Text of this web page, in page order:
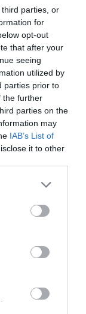
parties, or
for
opt-out
that after your
seeing
utilized by
parties prior to
the further
parties on the
may
IAB’s List of
it to other